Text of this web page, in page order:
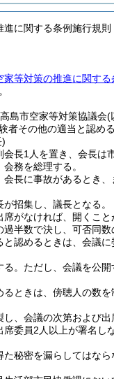
に関する条例施行規則
家等対策の推進に関する
島市空家等対策協議会(
者その他の適当と認め
)
長1人を置き、会長は
務を総理する。
長に事故があるとき
招集し、議長となる。
がなければ、開くこと
半数で決し、可否同数
認めるときは、会議
。 ただし、会議を公
ときは、傍聴人の数
、会議の次第および
委員2人以上が署名し
秘密を漏らしてはなら